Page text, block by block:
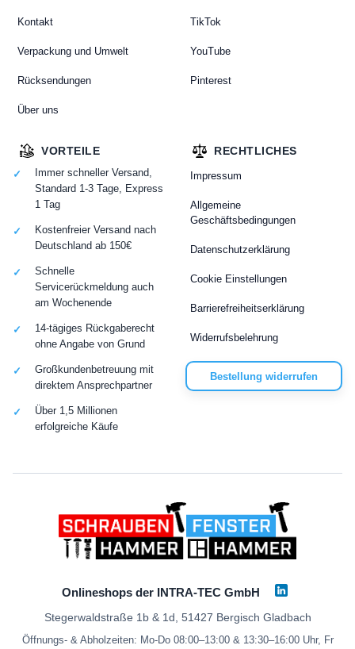
Kontakt
Verpackung und Umwelt
Rücksendungen
Über uns
TikTok
YouTube
Pinterest
RECHTLICHES
Impressum
Allgemeine
Geschäftsbedingungen
Datenschutzerklärung
Cookie Einstellungen
Barrierefreiheitserklärung
Widerrufsbelehrung
Bestellung widerrufen
VORTEILE
Immer schneller Versand,
Standard 1-3 Tage, Express
1 Tag
Kostenfreier Versand nach
Deutschland ab 150€
Schnelle
Servicerückmeldung auch
am Wochenende
14-tägiges Rückgaberecht
ohne Angabe von Grund
Großkundenbetreuung mit
direktem Ansprechpartner
Über 1,5 Millionen
erfolgreiche Käufe
Onlineshops der INTRA-TEC GmbH
Stegerwaldstraße 1b & 1d, 51427 Bergisch Gladbach
Öffnungs- & Abholzeiten: Mo-Do 08:00–13:00 & 13:30–16:00 Uhr, Fr